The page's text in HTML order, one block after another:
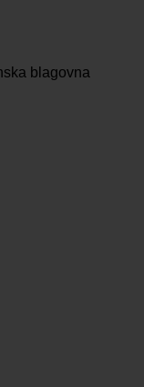
blagovna